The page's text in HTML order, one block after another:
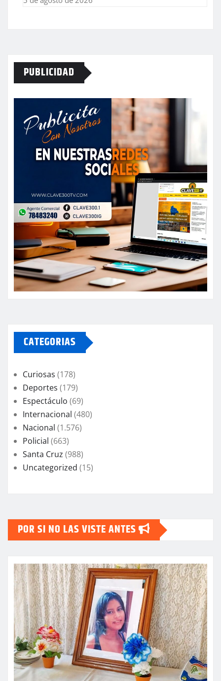
PUBLICIDAD
CATEGORIAS
Curiosas (178)
Deportes (179)
Espectáculo (69)
Internacional (480)
Nacional (1.576)
Policial (663)
Santa Cruz (988)
Uncategorized (15)
POR SI NO LAS VISTE ANTES